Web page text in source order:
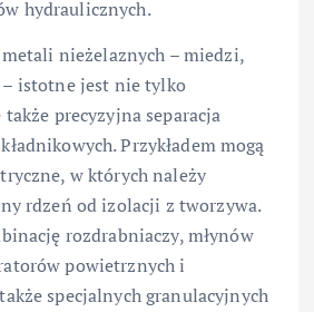
hydraulicznych.
nieżelaznych – miedzi,
istotne jest nie tylko
precyzyjna separacja
Przykładem mogą
w których należy
rdzeń od izolacji z tworzywa.
rozdrabniaczy, młynów
powietrznych i
specjalnych granulacyjnych